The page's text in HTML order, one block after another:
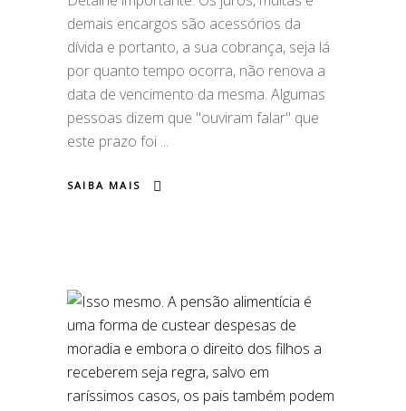
demais encargos são acessórios da
dívida e portanto, a sua cobrança, seja lá
por quanto tempo ocorra, não renova a
data de vencimento da mesma. Algumas
pessoas dizem que "ouviram falar" que
este prazo foi
SAIBA MAIS